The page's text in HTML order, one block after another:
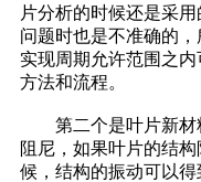
片分析的时候还是采
问题时也是不准确的
实现周期允许范围之
方法和流程。
第二个是叶片新材
阻尼，如果叶片的结
候，结构的振动可以